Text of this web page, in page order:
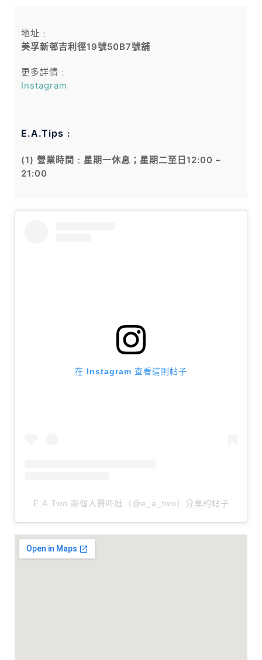
地址﹕
美孚新邨吉利徑19號50B7號舖
更多詳情﹕
Instagram
E.A.Tips﹕
(1) 營業時間﹕星期一休息；星期二至日12:00 –
21:00
在 Instagram 查看這則帖子
E.A.Two 兩個人醫吓肚（@e_a_two）分享的帖子